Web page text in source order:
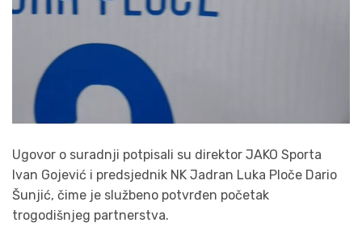
Ugovor o suradnji potpisali su direktor JAKO Sporta
Ivan Gojević i predsjednik NK Jadran Luka Ploče Dario
Šunjić, čime je službeno potvrđen početak
trogodišnjeg partnerstva.